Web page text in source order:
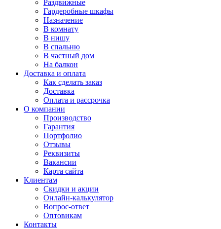
Раздвижные
Гардеробные шкафы
Назначение
В комнату
В нишу
В спальню
В частный дом
На балкон
Доставка и оплата
Как сделать заказ
Доставка
Оплата и рассрочка
О компании
Производство
Гарантия
Портфолио
Отзывы
Реквизиты
Вакансии
Карта сайта
Клиентам
Скидки и акции
Онлайн-калькулятор
Вопрос-ответ
Оптовикам
Контакты